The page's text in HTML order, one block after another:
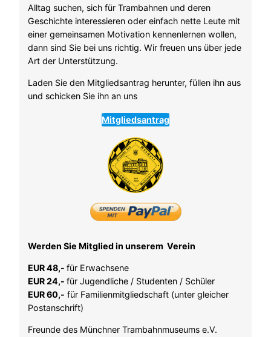
Alltag suchen, sich für Trambahnen und deren
Geschichte interessieren oder einfach nette Leute mit
einer gemeinsamen Motivation kennenlernen wollen,
dann sind Sie bei uns richtig. Wir freuen uns über jede
Art der Unterstützung.
Laden Sie den Mitgliedsantrag herunter, füllen ihn aus
und schicken Sie ihn an uns
Mitgliedsantrag
Werden Sie Mitglied in unserem Verein
EUR 48,- für Erwachsene
EUR 24,- für Jugendliche / Studenten / Schüler
EUR 60,- für Familienmitgliedschaft (unter gleicher
Postanschrift)
Freunde des Münchner Trambahnmuseums e.V.